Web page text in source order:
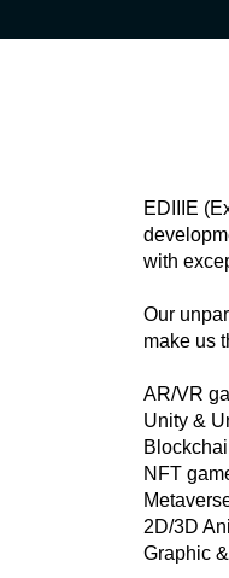
EDIIIE
with
Our
make us
AR/VR
Unity &
NFT
2D/3D
Graphic